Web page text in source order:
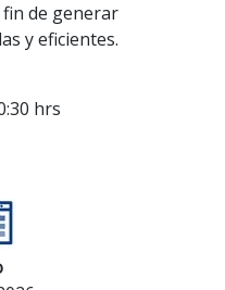
de generar
y eficientes.
hrs